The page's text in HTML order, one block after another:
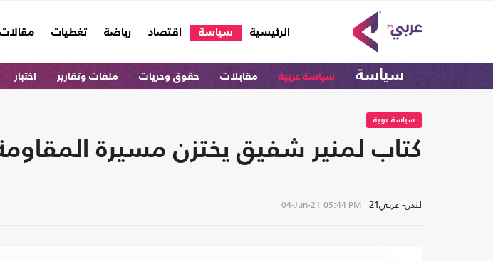
الرئيسية
(current) سياسة اقتصاد رياضة تغطيات مقالات
سياسة سياسة عربية مقابلات حقوق وحريات ملفات وتقارير اختبار
سياسة عربية
كتاب لمنير شفيق يختزن مسيرة
لندن- عربي21 04-Jun-21 05:44 PM